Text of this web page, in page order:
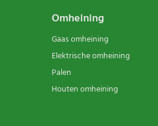
Omheining
Gaas omheining
Elektrische omheining
Palen
Houten omheining